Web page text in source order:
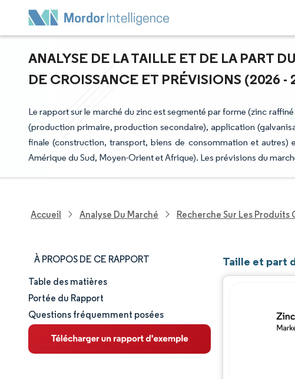
ANALYSE DE LA TAILLE ET DE LA PART
DE CROISSANCE ET PRÉVISIONS (2026 -
Le rapport sur le marché du zinc est segmenté par forme (zinc
(production primaire, production secondaire), application
finale (construction, transport, biens de consommation et
Amérique du Sud, Moyen-Orient et Afrique). Les prévisions du
Accueil Analyse Du Marché Recherche Sur Les
À PROPOS DE CE RAPPORT
Taille et part de marché
Analyse du marché
Tendances et perspectives
Table des matières
Portée du Rapport
Questions fréquemment posées
Taille et part